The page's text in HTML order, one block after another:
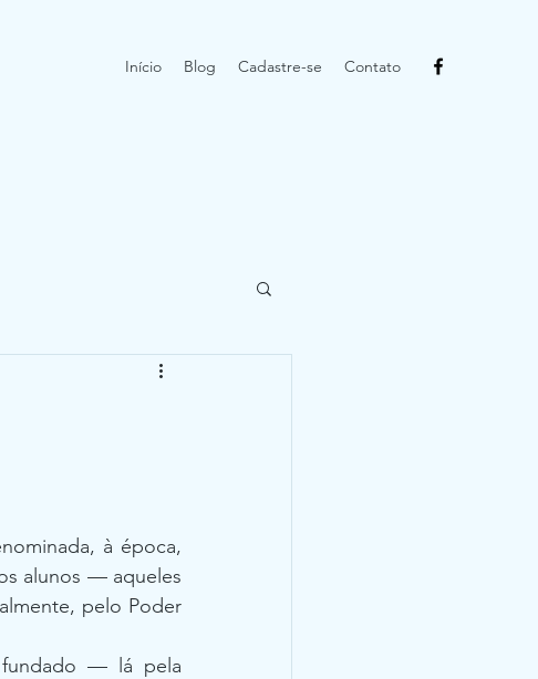
Início Blog Cadastre-se Contato
à época,
alunos — aqueles
pelo Poder
fundado — lá pela